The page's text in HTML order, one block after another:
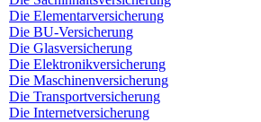
Die Elementarversicherung
Die BU-Versicherung
Die Glasversicherung
Die Elektronikversicherung
Die Maschinenversicherung
Die Transportversicherung
Die Internetversicherung